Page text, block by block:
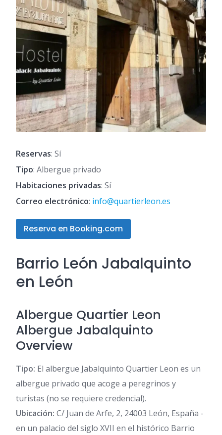
Reservas: Sí
Tipo: Albergue privado
Habitaciones privadas: Sí
Correo electrónico: info@quartierleon.es
Reserva en Booking.com
Barrio León Jabalquinto
en León
Albergue Quartier Leon
Albergue Jabalquinto
Overview
Tipo: El albergue Jabalquinto Quartier Leon es un
albergue privado que acoge a peregrinos y
turistas (no se requiere credencial).
Ubicación: C/ Juan de Arfe, 2, 24003 León, España -
en un palacio del siglo XVII en el histórico Barrio